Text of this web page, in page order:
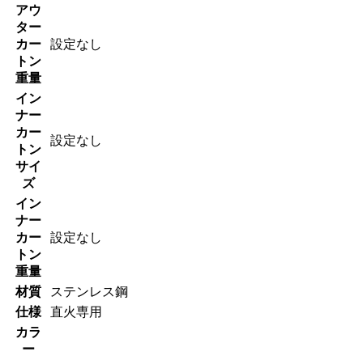
アウ
ター
カー
トン
重量
設定なし
イン
ナー
カー
トン
サイ
ズ
設定なし
イン
ナー
カー
トン
重量
設定なし
材質
ステンレス鋼
仕様
直火専用
カラ
ー